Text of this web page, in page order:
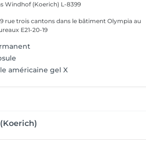
Windhof (Koerich) L-8399
9 rue trois cantons dans le bâtiment Olympia au
E21-20-19
américaine gel X